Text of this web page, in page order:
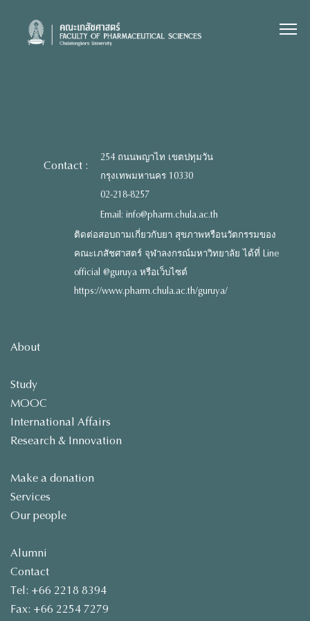
content
Contact :
254 ถนนพญาไท เขตปทุมวัน
กรุงเทพมหานคร 10330
02-218-8257
Email: info@pharm.chula.ac.th
ติดต่อสอบถามเกี่ยวกับยา สุขภาพหรือนวัตกรรมของ
คณะเภสัชศาสตร์ จุฬาลงกรณ์มหาวิทยาลัย ได้ที่ Line
official @guruya หรือเว็บไซต์
https://www.pharm.chula.ac.th/guruya/
About
Study
MOOC
International Affairs
Research & Innovation
Make a donation
Services
Our people
Alumni
Contact
Tel: +66 2218 8394
Fax: +66 2254 7279